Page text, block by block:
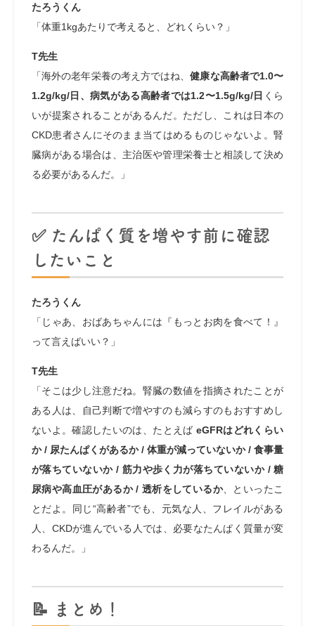
たろうくん
「体重1kgあたりで考えると、どれくらい？」
T先生
「海外の老年栄養の考え方ではね、健康な高齢者で1.0〜
1.2g/kg/日、病気がある高齢者では1.2〜1.5g/kg/日 くら
いが提案されることがあるんだ。ただし、これは日本の
CKD患者さんにそのまま当てはめるものじゃないよ。腎
臓病がある場合は、主治医や管理栄養士と相談して決め
る必要があるんだ。」
✅ たんぱく質を増やす前に確認
したいこと
たろうくん
「じゃあ、おばあちゃんには『もっとお肉を食べて！』
って言えばいい？」
T先生
「そこは少し注意だね。腎臓の数値を指摘されたことが
ある人は、自己判断で増やすのも減らすのもおすすめし
ないよ。確認したいのは、たとえば eGFRはどれくらい
か / 尿たんぱくがあるか / 体重が減っていないか / 食事量
が落ちていないか / 筋力や歩く力が落ちていないか / 糖
尿病や高血圧があるか / 透析をしているか、といったこ
とだよ。同じ“高齢者”でも、元気な人、フレイルがある
人、CKDが進んでいる人では、必要なたんぱく質量が変
わるんだ。」
📝 まとめ！